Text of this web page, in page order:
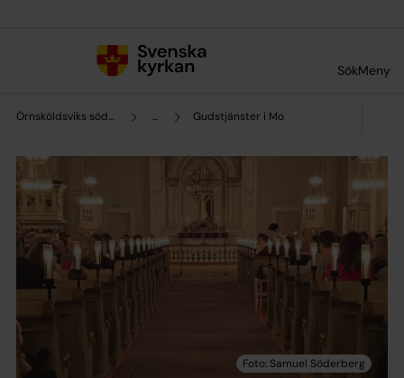
SökMeny
Örnsköldsviks södra pastorat ... Gudstjänster i Mo